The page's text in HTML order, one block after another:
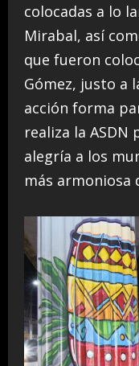
colocadas a lo
Mirabal, así
que fueron
Gómez, justo a
acción forma
realiza la
alegría a los
más armoniosa